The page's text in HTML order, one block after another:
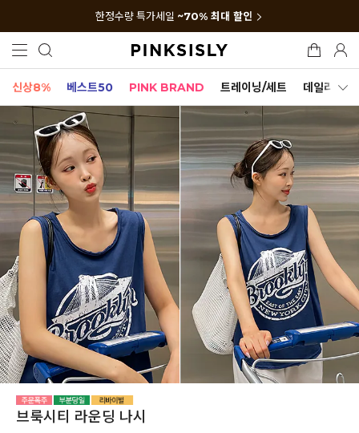
한정수량 특가세일 ~70% 최대 할인
신상8% 베스트50 PINK BRAND 트레이닝/세트 데일리세트
브룩시티 라운딩 나시